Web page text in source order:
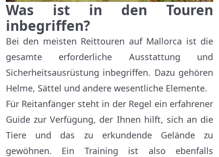
Was ist in den Touren
inbegriffen?
Bei den meisten Reittouren auf Mallorca ist die
gesamte erforderliche Ausstattung und
Sicherheitsausrüstung inbegriffen. Dazu gehören
Helme, Sättel und andere wesentliche Elemente.
Für Reitanfänger steht in der Regel ein erfahrener
Guide zur Verfügung, der Ihnen hilft, sich an die
Tiere und das zu erkundende Gelände zu
gewöhnen. Ein Training ist also ebenfalls